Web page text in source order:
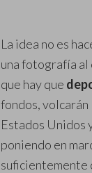
La idea no es
una fotografía al
que hay que
fondos,
Estados Unidos
poniendo en
suficientemente